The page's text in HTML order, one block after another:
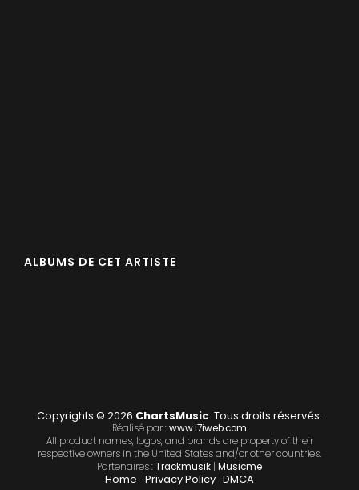
ALBUMS DE CET ARTISTE
Copyrights © 2026 ChartsMusic. Tous droits réservés.
Réalisé par :www.i7iweb.com
All product names, logos, and brands are property of their
respective owners in the United States and/or other countries.
Partenaires :Trackmusik Musicme
Home Privacy Policy DMCA